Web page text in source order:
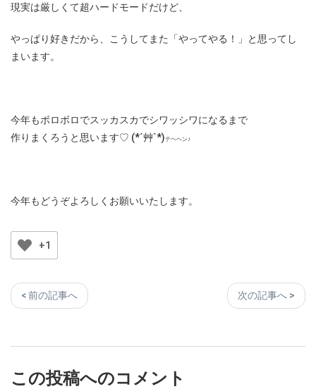
現実は厳しくて超ハードモードだけど、
やっぱり好きだから、こうしてまた「やってやる！」と思ってし
まいます。
今年もボロボロでスッカスカでシワッシワになるまで
作りまくろうと思います♡ (*´艸`*)テヘヘン♪
今年もどうぞよろしくお願いいたします。
+1
< 前の記事へ 次の記事へ >
この投稿へのコメント